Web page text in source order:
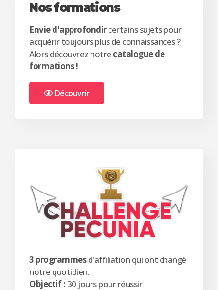
Nos formations
Envie d'approfondircertains sujets pour
acquérir toujours plus de connaissances ?
Alors découvrez notre catalogue de
formations !
Découvrir
3 programmesd'affiliation qui ont changé
notre quotidien.
Objectif : 30 jours pour réussir !